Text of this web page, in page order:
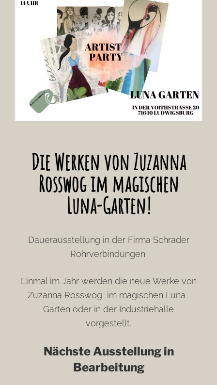
Die Werken von Zuzanna
Rosswog im magischen
Luna-Garten!
Dauerausstellung in der Firma Schrader
Rohrverbindungen.
Einmal im Jahr werden die neue Werke von
Zuzanna Rosswog im magischen Luna-
Garten oder in der Industriehalle
vorgestellt.
Nächste Ausstellung in
Bearbeitung